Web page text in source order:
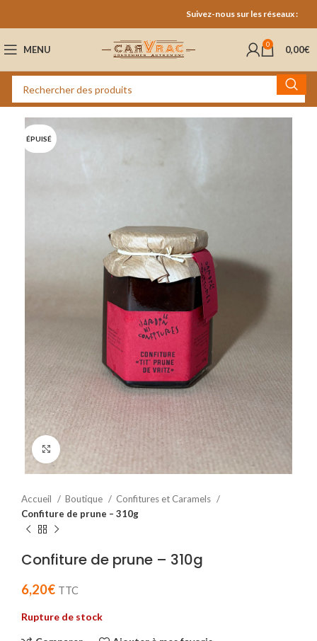
Suivez-nous sur les réseaux :
MENU 0 0,00€
ÉPUISÉ
Cliquez pour agrandir
Accueil Boutique
Confitures et Caramels
Confiture de prune – 310g
Confiture de prune – 310g
6,20€ TTC
Rupture de stock